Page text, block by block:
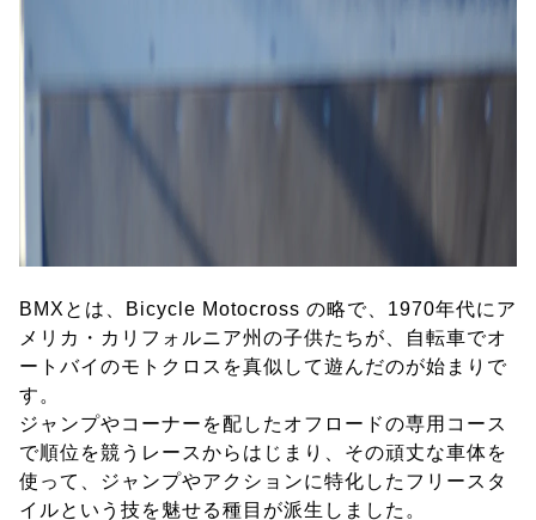
BMXとは、Bicycle Motocross の略で、1970年代にア
メリカ・カリフォルニア州の子供たちが、自転車でオ
ートバイのモトクロスを真似して遊んだのが始まりで
す。
ジャンプやコーナーを配したオフロードの専用コース
で順位を競うレースからはじまり、その頑丈な車体を
使って、ジャンプやアクションに特化したフリースタ
イルという技を魅せる種目が派生しました。